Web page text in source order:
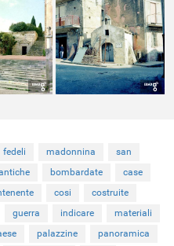
fedeli madonnina
san
bombardate
case
cosi
costruite
guerra indicare
materiali
palazzine panoramica